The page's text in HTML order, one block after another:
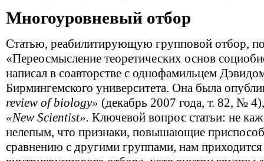
Многоуровневый отбор
Статью, реабилитирующую групповой отбор,
«Переосмысление теоретических основ
написал в соавторстве с однофамильцем
Бирмингемского университета. Она была
review of biology» (декабрь 2007 года, т. 82, №
«New Scientist». Ключевой вопрос статьи: не
нелепым, что признаки, повышающие
сравнению с другими группами, нам приходится